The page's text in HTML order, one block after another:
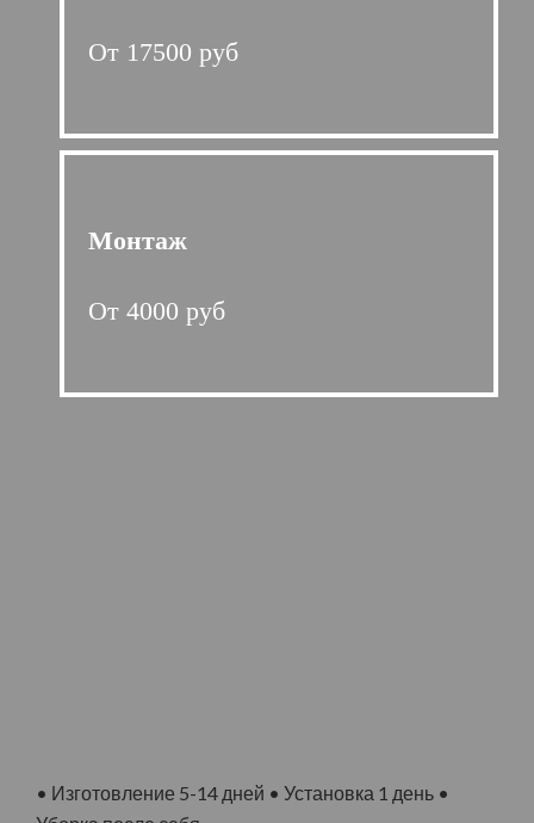
От 17500 руб
Монтаж
От 4000 руб
• Изготовление 5-14 дней • Установка 1 день •